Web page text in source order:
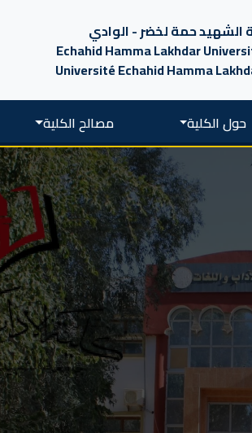
الشهيد حمة لخضر - الوادي
Echahid Hamma Lakhdar
Université Echahid Hamma
حول الكلية مصالح الكلية